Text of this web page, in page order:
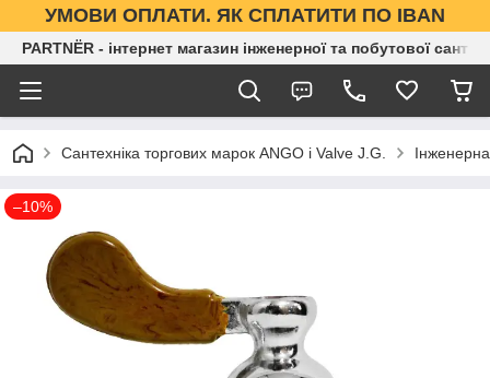
УМОВИ ОПЛАТИ. ЯК СПЛАТИТИ ПО IBAN
PARTNЁR - інтернет магазин інженерної та побутової
Сантехніка торгових марок ANGO і Valve J.G.
–10%